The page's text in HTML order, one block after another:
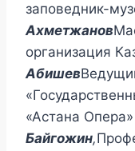
заповедник-
Ахметжанов
организация
Абишев
«Астана Опера»
Байгожин,